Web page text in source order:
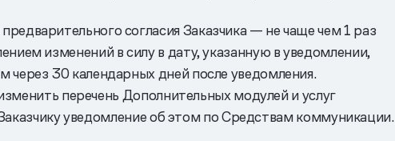
предварительного согласия Заказчика — не чаще чем 1 раз
изменений в силу в дату, указанную в уведомлении,
через 30 календарных дней после уведомления.
перечень Дополнительных модулей и услуг
уведомление об этом по Средствам коммуникации.